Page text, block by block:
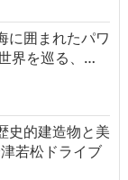
に囲まれたパワ
界を巡る、…
史的建造物と美
若松ドライブ